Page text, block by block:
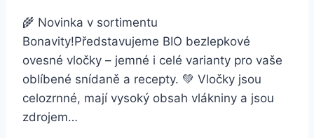
🌾 Novinka v sortimentu
Bonavity!Představujeme BIO bezlepkové
ovesné vločky – jemné i celé varianty pro vaše
oblíbené snídaně a recepty. 💚 Vločky jsou
celozrnné, mají vysoký obsah vlákniny a jsou
zdrojem…